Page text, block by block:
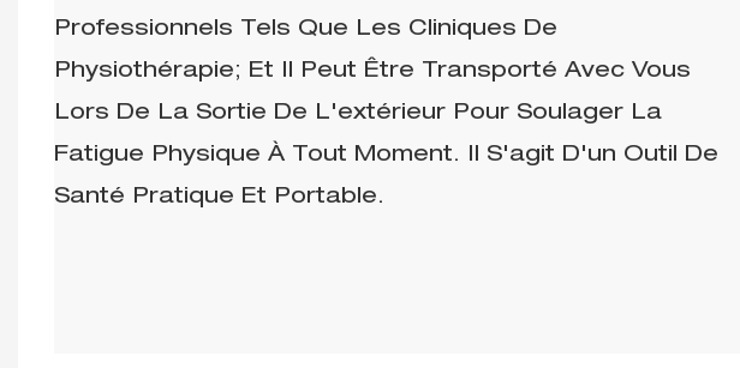
Professionnels Tels Que Les Cliniques De
Physiothérapie; Et Il Peut Être Transporté Avec Vous
Lors De La Sortie De L'extérieur Pour Soulager La
Fatigue Physique À Tout Moment. Il S'agit D'un Outil De
Santé Pratique Et Portable.